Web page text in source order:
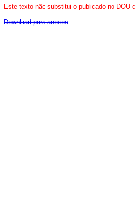
Este texto não substitui o publicado no DOU
Download para anexos